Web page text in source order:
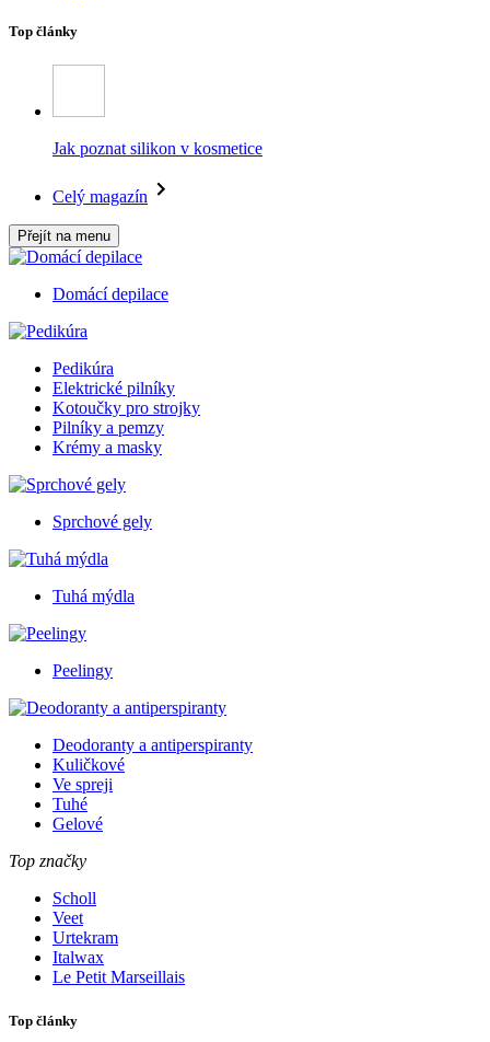
Top články
Jak poznat silikon v kosmetice
Celý magazín
Přejít na menu
Domácí depilace
Pedikúra
Elektrické pilníky
Kotoučky pro strojky
Pilníky a pemzy
Krémy a masky
Sprchové gely
Tuhá mýdla
Peelingy
Deodoranty a antiperspiranty
Kuličkové
Ve spreji
Tuhé
Gelové
Top značky
Scholl
Veet
Urtekram
Italwax
Le Petit Marseillais
Top články